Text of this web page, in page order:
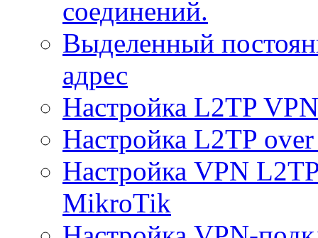
соединений.
Выделенный
адрес
Настройка L2TP
Настройка L2TP
Настройка VPN
MikroTik